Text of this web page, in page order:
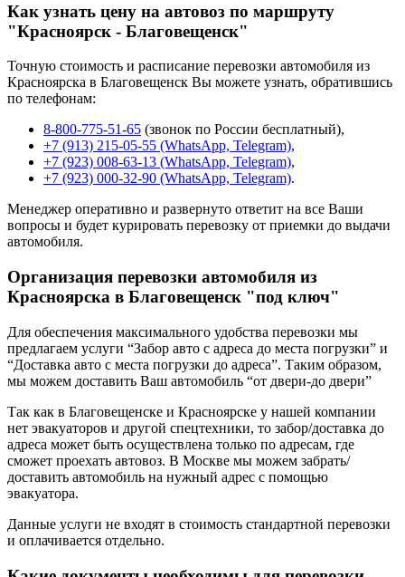
Как узнать цену на автовоз по маршруту
"Красноярск - Благовещенск"
Точную стоимость и расписание перевозки автомобиля из
Красноярска в Благовещенск Вы можете узнать, обратившись
по телефонам:
8-800-775-51-65 (звонок по России бесплатный),
+7 (913) 215-05-55 (WhatsApp, Telegram),
+7 (923) 008-63-13 (WhatsApp, Telegram),
+7 (923) 000-32-90 (WhatsApp, Telegram).
Менеджер оперативно и развернуто ответит на все Ваши
вопросы и будет курировать перевозку от приемки до выдачи
автомобиля.
Организация перевозки автомобиля из
Красноярска в Благовещенск "под ключ"
Для обеспечения максимального удобства перевозки мы
предлагаем услуги “Забор авто с адреса до места погрузки” и
“Доставка авто с места погрузки до адреса”. Таким образом,
мы можем доставить Ваш автомобиль “от двери-до двери”
Так как в Благовещенске и Красноярске у нашей компании
нет эвакуаторов и другой спецтехники, то забор/доставка до
адреса может быть осуществлена только по адресам, где
сможет проехать автовоз. В Москве мы можем забрать/
доставить автомобиль на нужный адрес с помощью
эвакуатора.
Данные услуги не входят в стоимость стандартной перевозки
и оплачивается отдельно.